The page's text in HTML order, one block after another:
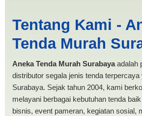
Datar Bandar
PRODUKSI ANEKA
MURAH
Tentang Kami -
Tenda Murah
Aneka Tenda Murah Surabayaadalah
distributor segala jenis tenda
Surabaya. Sejak tahun 2004, kami
melayani berbagai kebutuhan tenda
bisnis, event pameran, kegiatan sosial,